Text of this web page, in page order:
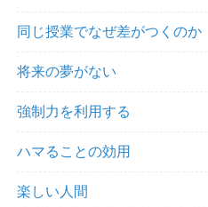
同じ授業でなぜ差がつくのか
将来の夢がない
強制力を利用する
ハマることの効用
楽しい人間